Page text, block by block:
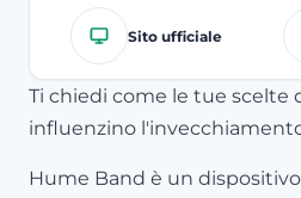
Sito ufficiale
Ti chiedi come le tue scelte
influenzino
Hume Band è un